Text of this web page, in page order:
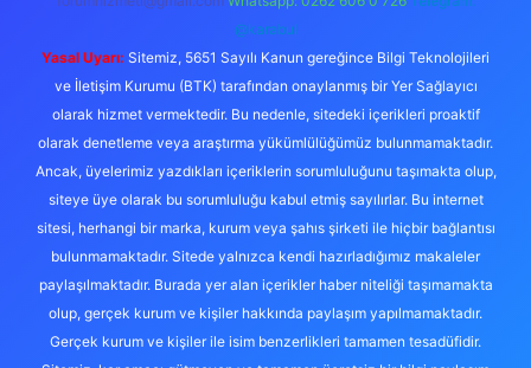
@karabul
Yasal Uyarı: Sitemiz, 5651 Sayılı Kanun gereğince Bilgi Teknolojileri
ve İletişim Kurumu (BTK) tarafından onaylanmış bir Yer Sağlayıcı
olarak hizmet vermektedir. Bu nedenle, sitedeki içerikleri proaktif
olarak denetleme veya araştırma yükümlülüğümüz bulunmamaktadır.
Ancak, üyelerimiz yazdıkları içeriklerin sorumluluğunu taşımakta olup,
siteye üye olarak bu sorumluluğu kabul etmiş sayılırlar. Bu internet
sitesi, herhangi bir marka, kurum veya şahıs şirketi ile hiçbir bağlantısı
bulunmamaktadır. Sitede yalnızca kendi hazırladığımız makaleler
paylaşılmaktadır. Burada yer alan içerikler haber niteliği taşımamakta
olup, gerçek kurum ve kişiler hakkında paylaşım yapılmamaktadır.
Gerçek kurum ve kişiler ile isim benzerlikleri tamamen tesadüfidir.